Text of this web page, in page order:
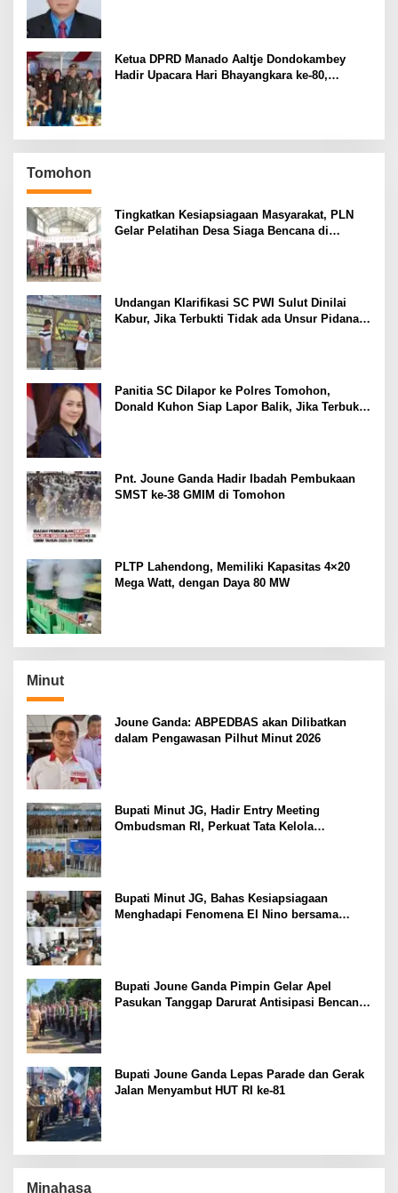
Ketua DPRD Manado Aaltje Dondokambey
Hadir Upacara Hari Bhayangkara ke-80,
Tomohon
Tingkatkan Kesiapsiagaan Masyarakat, PLN
Gelar Pelatihan Desa Siaga Bencana di
Undangan Klarifikasi SC PWI Sulut Dinilai
Kabur, Jika Terbukti Tidak ada Unsur Pidana
Panitia SC Dilapor ke Polres Tomohon,
Donald Kuhon Siap Lapor Balik, Jika Terbukti
Pnt. Joune Ganda Hadir Ibadah Pembukaan
SMST ke-38 GMIM di Tomohon
PLTP Lahendong, Memiliki Kapasitas 4×20
Mega Watt, dengan Daya 80 MW
Minut
Joune Ganda: ABPEDBAS akan Dilibatkan
dalam Pengawasan Pilhut Minut 2026
Bupati Minut JG, Hadir Entry Meeting
Ombudsman RI, Perkuat Tata Kelola
Bupati Minut JG, Bahas Kesiapsiagaan
Menghadapi Fenomena El Nino bersama
Bupati Joune Ganda Pimpin Gelar Apel
Pasukan Tanggap Darurat Antisipasi Bencana
Bupati Joune Ganda Lepas Parade dan Gerak
Jalan Menyambut HUT RI ke-81
Minahasa